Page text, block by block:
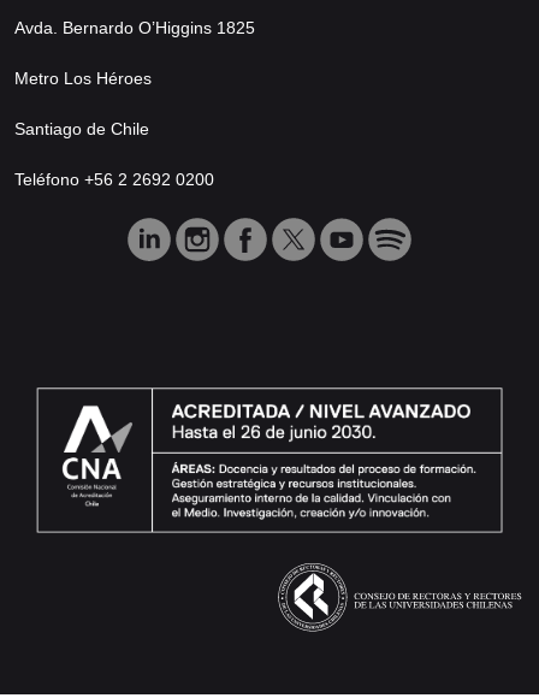
Avda. Bernardo O’Higgins 1825
Metro Los Héroes
Santiago de Chile
Teléfono +56 2 2692 0200